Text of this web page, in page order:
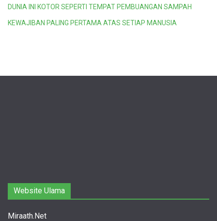
DUNIA INI KOTOR SEPERTI TEMPAT PEMBUANGAN SAMPAH
KEWAJIBAN PALING PERTAMA ATAS SETIAP MANUSIA
Website Ulama
Miraath.Net